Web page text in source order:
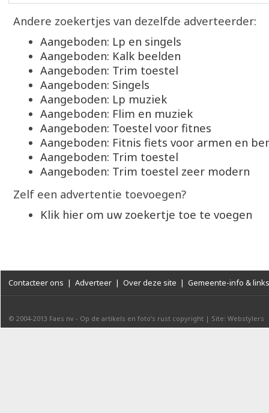
Andere zoekertjes van dezelfde adverteerder:
Aangeboden: Lp en singels
Aangeboden: Kalk beelden
Aangeboden: Trim toestel
Aangeboden: Singels
Aangeboden: Lp muziek
Aangeboden: Flim en muziek
Aangeboden: Toestel voor fitnes
Aangeboden: Fitnis fiets voor armen en
Aangeboden: Trim toestel
Aangeboden: Trim toestel zeer modern
Zelf een advertentie toevoegen?
Klik hier om uw zoekertje toe te voegen
Contacteer ons | Adverteer | Over deze site | Gemeente-info & links
© 2004-2013 Faes nv - Op de artikels en foto’s rust copyright | Site: Webstylers